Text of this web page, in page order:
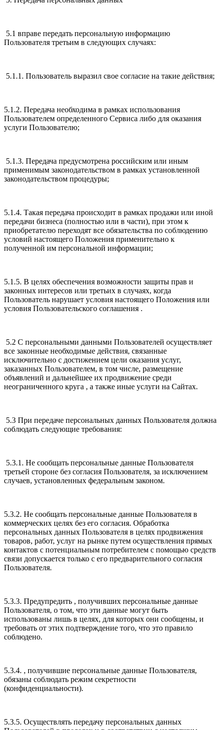
5.1 вправе передать персональную информацию
Пользователя третьим в следующих случаях:
5.1.1. Пользователь выразил свое согласие на такие действия;
5.1.2. Передача необходима в рамках использования
Пользователем определенного Сервиса либо для оказания
услуги Пользователю;
5.1.3. Передача предусмотрена российским или иным
применимым законодательством в рамках установленной
законодательством процедуры;
5.1.4. Такая передача происходит в рамках продажи или иной
передачи бизнеса (полностью или в части), при этом к
приобретателю переходят все обязательства по соблюдению
условий настоящего Положения применительно к
полученной им персональной информации;
5.1.5. В целях обеспечения возможности защиты прав и
законных интересов или третьих в случаях, когда
Пользователь нарушает условия настоящего Положения или
условия Пользовательского соглашения .
5.2 С персональными данными Пользователей осуществляет
все законные необходимые действия, связанные
исключительно с достижением цели оказания услуг,
заказанных Пользователем, в том числе, размещение
объявлений и дальнейшее их продвижение среди
неограниченного круга , а также иные услуги на Сайтах.
5.3 При передаче персональных данных Пользователя должна
соблюдать следующие требования:
5.3.1. Не сообщать персональные данные Пользователя
третьей стороне без согласия Пользователя, за исключением
случаев, установленных федеральным законом.
5.3.2. Не сообщать персональные данные Пользователя в
коммерческих целях без его согласия. Обработка
персональных данных Пользователя в целях продвижения
товаров, работ, услуг на рынке путем осуществления прямых
контактов с потенциальным потребителем с помощью средств
связи допускается только с его предварительного согласия
Пользователя.
5.3.3. Предупредить , получивших персональные данные
Пользователя, о том, что эти данные могут быть
использованы лишь в целях, для которых они сообщены, и
требовать от этих подтверждение того, что это правило
соблюдено.
5.3.4. , получившие персональные данные Пользователя,
обязаны соблюдать режим секретности
(конфиденциальности).
5.3.5. Осуществлять передачу персональных данных